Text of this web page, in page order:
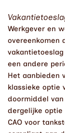
Werkgever en
overeenkomen
een andere
Het aanbieden
klassieke optie
doormiddel van
dergelijke optie
CAO voor